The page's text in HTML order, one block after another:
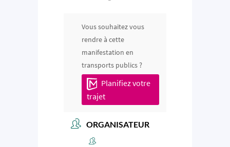
Vous souhaitez vous
rendre à cette
manifestation en
transports publics ?
Planifiez votre
trajet
ORGANISATEUR